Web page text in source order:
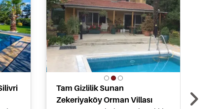
Tam Gizlilik Sunan
Zekeriyaköy Orman Villası